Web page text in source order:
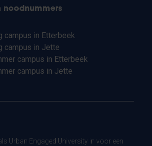
noodnummers
campus in Etterbeek
campus in Jette
campus in Etterbeek
campus in Jette
Urban Engaged University in voor een